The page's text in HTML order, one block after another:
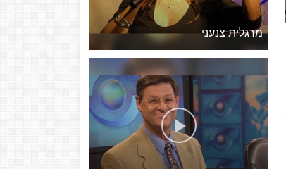
מרגלית צנעני